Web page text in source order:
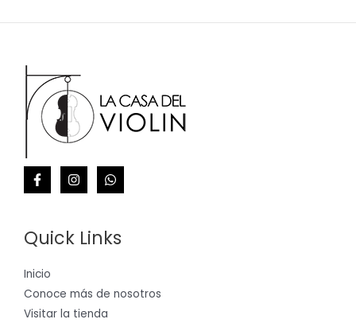
Quick Links
Inicio
Conoce más de nosotros
Visitar la tienda